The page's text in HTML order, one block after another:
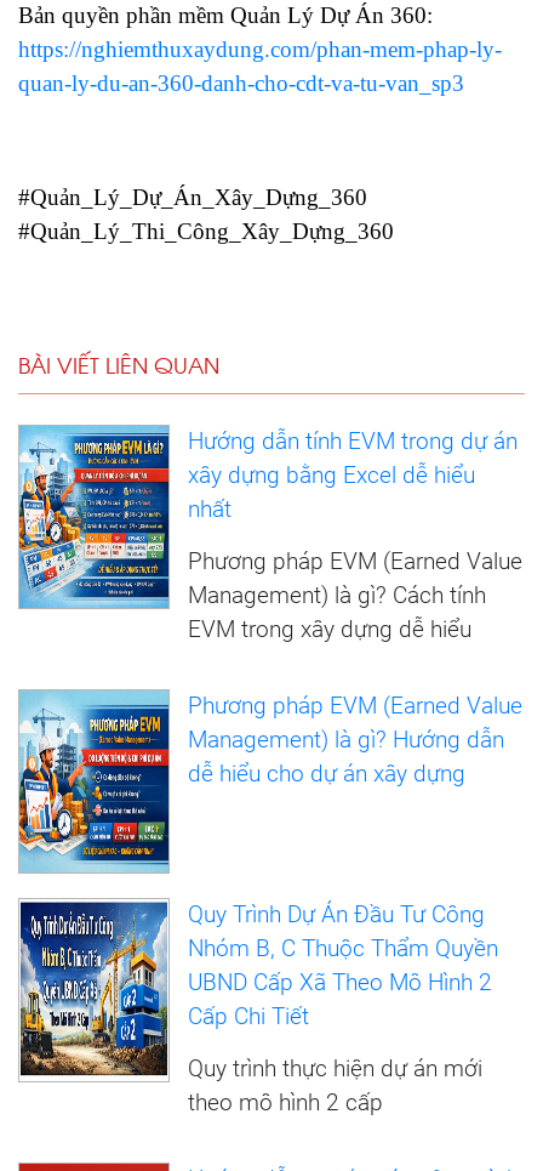
Bản quyền phần mềm Quản Lý Dự Án 360:
https://nghiemthuxaydung.com/phan-mem-phap-ly-
quan-ly-du-an-360-danh-cho-cdt-va-tu-van_sp3
#Quản_Lý_Dự_Án_Xây_Dựng_360
#Quản_Lý_Thi_Công_Xây_Dựng_360
BÀI VIẾT LIÊN QUAN
Hướng dẫn tính EVM trong dự án
xây dựng bằng Excel dễ hiểu
nhất
Phương pháp EVM (Earned Value
Management) là gì? Cách tính
EVM trong xây dựng dễ hiểu
Phương pháp EVM (Earned Value
Management) là gì? Hướng dẫn
dễ hiểu cho dự án xây dựng
Quy Trình Dự Án Đầu Tư Công
Nhóm B, C Thuộc Thẩm Quyền
UBND Cấp Xã Theo Mô Hình 2
Cấp Chi Tiết
Quy trình thực hiện dự án mới
theo mô hình 2 cấp